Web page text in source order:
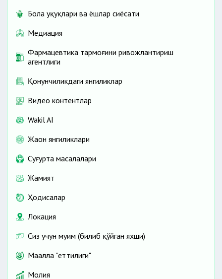
Бола ҳуқуқлари ва ёшлар сиёсати
Медиация
Фармацевтика тармоғини ривожлантириш
агентлиги
Қонунчиликдаги янгиликлар
Видео контентлар
Wakil AI
Жаҳон янгиликлари
Cуғурта масалалари
Жамият
Ҳодисалар
Локация
Сиз учун муҳим (билиб қўйган яхши)
Маҳалла "еттилиги"
Молия